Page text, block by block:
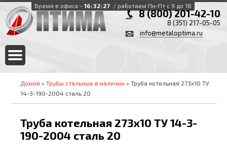
Время в офисе - 16:32:27 / работаем Пн-Пт с 9 до 18
8 (800) 201-42-10
8 (351) 217-05-05
info@metaloptima.ru
Домой » Трубы стальные в наличии » Труба котельная 273х10 ТУ
14-3-190-2004 сталь 20
Труба котельная 273х10 ТУ 14-3-
190-2004 сталь 20